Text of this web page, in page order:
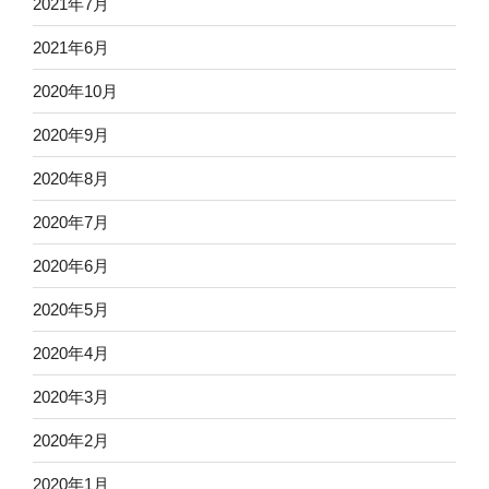
2021年6月
2020年10月
2020年9月
2020年8月
2020年7月
2020年6月
2020年5月
2020年4月
2020年3月
2020年2月
2020年1月